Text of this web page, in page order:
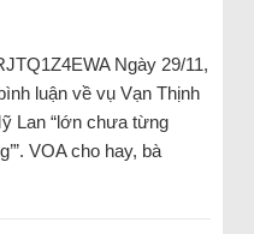
Ngày 29/11,
luận về vụ Vạn Thịnh
Lan “lớn chưa từng
VOA cho hay, bà